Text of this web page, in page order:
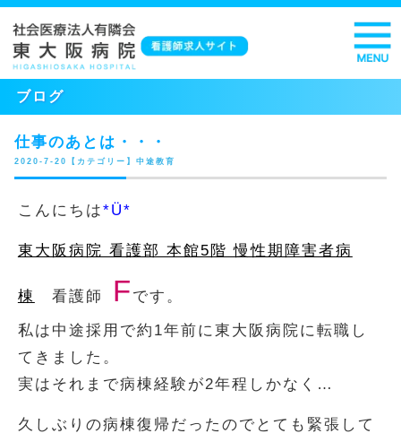
ブログ
仕事のあとは・・・
2020-7-20【カテゴリー】中途教育
こんにちは*Ü*
東大阪病院 看護部 本館5階 慢性期障害者病
棟 看護師 F です。
私は中途採用で約1年前に東大阪病院に転職し
てきました。
実はそれまで病棟経験が2年程しかなく…
久しぶりの病棟復帰だったのでとても緊張して